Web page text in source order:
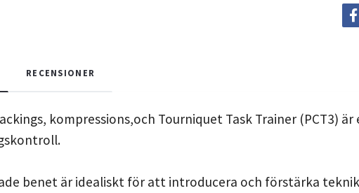
RECENSIONER
kompressions,och Tourniquet Task Trainer (PCT3)
benet är idealiskt för att introducera och förstärka